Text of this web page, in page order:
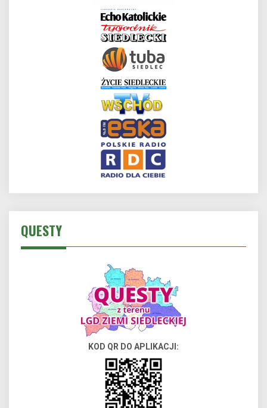
QUESTY
KOD QR DO APLIKACJI: